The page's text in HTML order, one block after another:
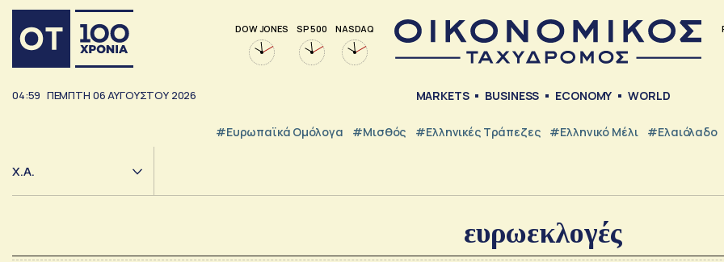
DOW JONES SP 500 NASDAQ
04:59 ΠΕΜΠΤΗ 06ΑΥΓΟΥΣΤΟΥ 2026 MARKETS BUSINESS ECONOMY WORLD
#Ευρωπαϊκά Ομόλογα #Μισθός #ελληνικές Τράπεζες #Ελληνικό Μέλι #Ελαιόλαδο
Χ.Α.
ευρωεκλογές